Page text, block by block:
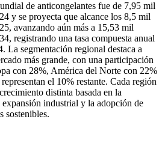
de anticongelantes fue de 7,95 mil
y se proyecta que alcance los 8,5 mil
avanzando aún más a 15,53 mil
registrando una tasa compuesta anual
La segmentación regional destaca a
más grande, con una participación
con 28%, América del Norte con 22%
el 10% restante. Cada región
distinta basada en la
industrial y la adopción de
sostenibles.